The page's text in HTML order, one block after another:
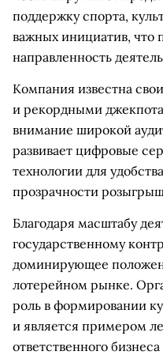
поддержку спорта,
важных инициатив, что
направленность
Компания известна
и рекордными
внимание широкой
развивает цифровые
технологии для
прозрачности
Благодаря масштабу
государственному
доминирующее
лотерейном рынке.
роль в формировании
и является примером
ответственного